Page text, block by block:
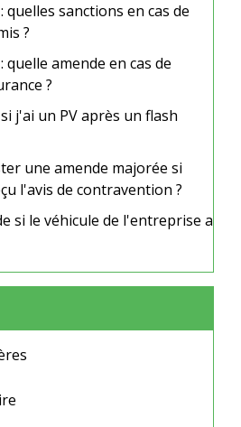
sanctions en cas de
?
amende en cas de
?
j'ai un PV après un flash
une amende majorée si
l'avis de contravention ?
si le véhicule de l'entreprise a